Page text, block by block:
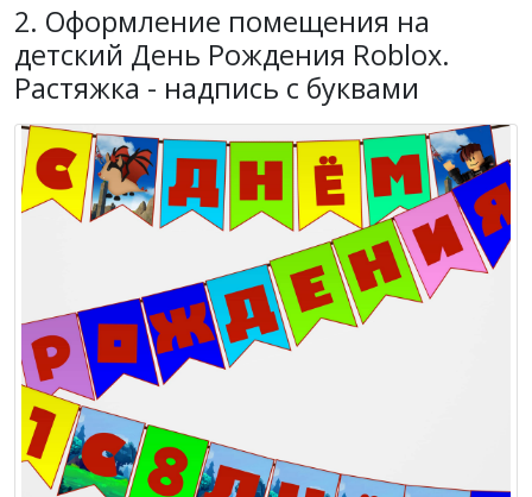
2. Оформление помещения на
детский День Рождения Roblox.
Растяжка - надпись с буквами